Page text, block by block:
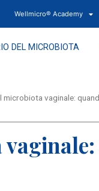
Wellmicro® Academy
DEL MICROBIOTA
microbiota vaginale: